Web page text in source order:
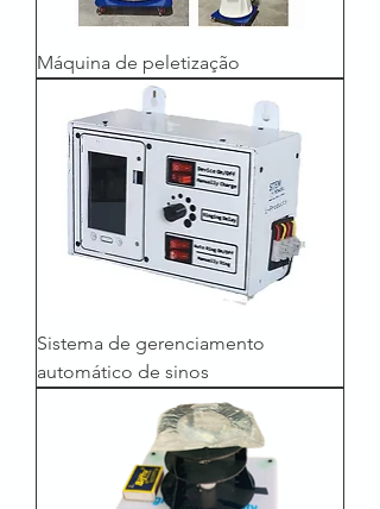
Máquina de peletização
Sistema de gerenciamento
automático de sinos